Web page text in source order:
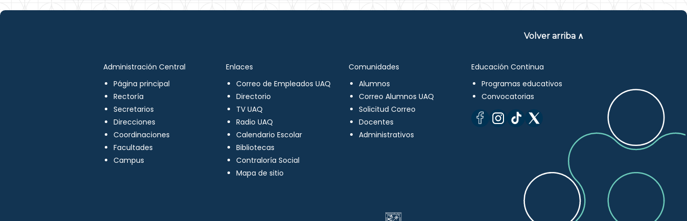
Volver arriba ∧
Administración Central
Página principal
Rectoría
Secretarios
Direcciones
Coordinaciones
Facultades
Campus
Enlaces
Correo de Empleados UAQ
Directorio
TV UAQ
Radio UAQ
Calendario Escolar
Bibliotecas
Contraloría Social
Mapa de sitio
Comunidades
Alumnos
Correo Alumnos UAQ
Solicitud Correo
Docentes
Administrativos
Educación Continua
Programas educativos
Convocatorias